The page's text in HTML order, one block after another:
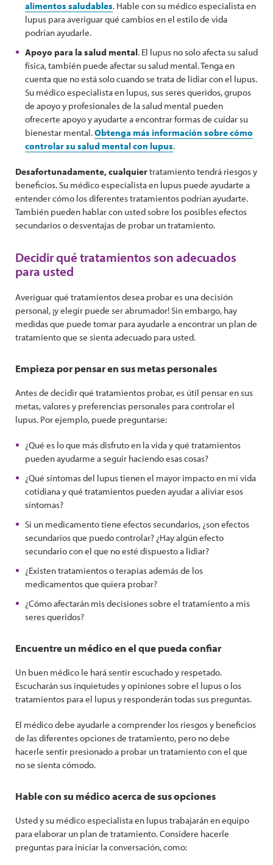
alimentos saludables. Hable con su médico especialista en
lupus para averiguar qué cambios en el estilo de vida
podrían ayudarle.
Apoyo para la salud mental. El lupus no solo afecta su salud
física, también puede afectar su salud mental. Tenga en
cuenta que no está solo cuando se trata de lidiar con el lupus.
Su médico especialista en lupus, sus seres queridos, grupos
de apoyo y profesionales de la salud mental pueden
ofrecerte apoyo y ayudarte a encontrar formas de cuidar su
bienestar mental.Obtenga más información sobre cómo
controlar su salud mental con lupus.
Desafortunadamente, cualquiertratamiento tendrá riesgos y
beneficios. Su médico especialista en lupus puede ayudarte a
entender cómo los diferentes tratamientos podrían ayudarte.
También pueden hablar con usted sobre los posibles efectos
secundarios o desventajas de probar un tratamiento.
Decidir qué tratamientos son adecuados
para usted
Averiguar qué tratamientos desea probar es una decisión
personal, ¡y elegir puede ser abrumador! Sin embargo, hay
medidas que puede tomar para ayudarle a encontrar un plan de
tratamiento que se sienta adecuado para usted.
Empieza por pensar en sus metas personales
Antes de decidir qué tratamientos probar, es útil pensar en sus
metas, valores y preferencias personales para controlar el
lupus. Por ejemplo, puede preguntarse:
¿Qué es lo que más disfruto en la vida y qué tratamientos
pueden ayudarme a seguir haciendo esas cosas?
¿Qué síntomas del lupus tienen el mayor impacto en mi vida
cotidiana y qué tratamientos pueden ayudar a aliviar esos
síntomas?
Si un medicamento tiene efectos secundarios, ¿son efectos
secundarios que puedo controlar? ¿Hay algún efecto
secundario con el que no esté dispuesto a lidiar?
¿Existen tratamientos o terapias además de los
medicamentos que quiera probar?
¿Cómo afectarán mis decisiones sobre el tratamiento a mis
seres queridos?
Encuentre un médico en el que pueda confiar
Un buen médico le hará sentir escuchado y respetado.
Escucharán sus inquietudes y opiniones sobre el lupus o los
tratamientos para el lupus y responderán todas sus preguntas.
El médico debe ayudarle a comprender los riesgos y beneficios
de las diferentes opciones de tratamiento, pero no debe
hacerle sentir presionado a probar un tratamiento con el que
no se sienta cómodo.
Hable con su médico acerca de sus opciones
Usted y su médico especialista en lupus trabajarán en equipo
para elaborar un plan de tratamiento. Considere hacerle
preguntas para iniciar la conversación, como: